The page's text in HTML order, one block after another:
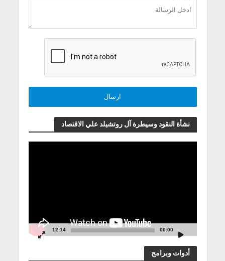
نشأة النقود وسيطرة آل روتشيلد علي الاقتصاد
00:00
12:14
أدوات وبرامج